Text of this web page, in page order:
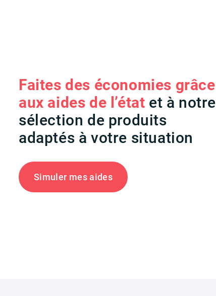
Faites des économies grâce
aux aides de l’état et à notre
sélection de produits
adaptés à votre situation
Simuler mes aides